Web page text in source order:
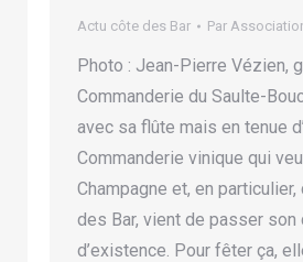
Actu côte des Bar Par
Photo : Jean-Pierre Vézien,
Commanderie du Saulte-
avec sa flûte mais en tenue
Commanderie vinique qui
Champagne et, en
des Bar, vient de passer
d’existence. Pour fêter ça,